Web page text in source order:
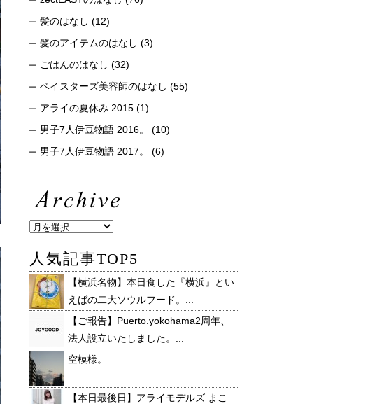
髪のはなし (12)
髪のアイテムのはなし (3)
ごはんのはなし (32)
ベイスターズ美容師のはなし (55)
アライの夏休み 2015 (1)
男子7人伊豆物語 2016。
(10)
男子7人伊豆物語 2017。
(6)
人気記事TOP5
【横浜名物】本日食した『横浜』とい
えばの二大ソウルフード。...
【ご報告】Puerto.yokohama2周年、
法人設立いたしました。...
空模様。
【本日最後日】アライモデルズ まこ